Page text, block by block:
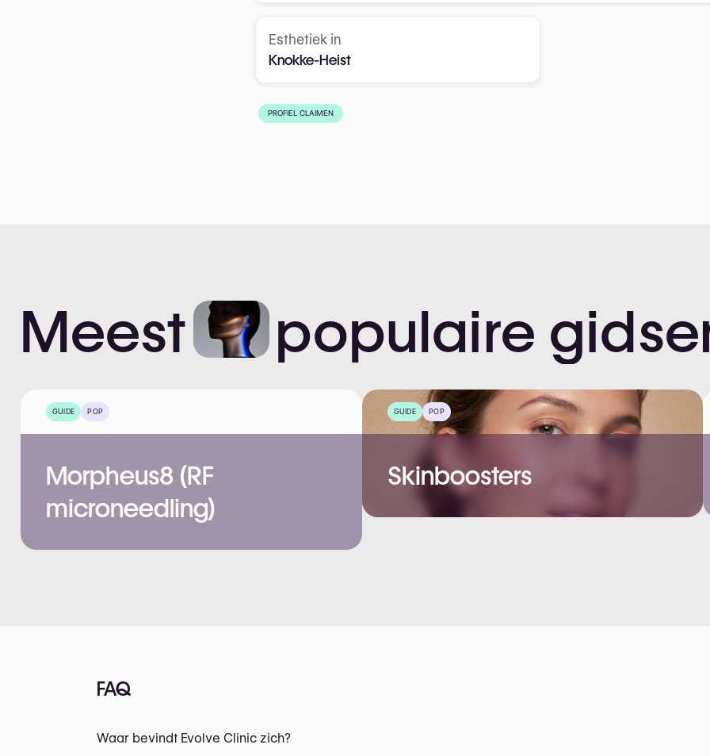
Esthetiek in
Knokke-Heist
PROFIEL CLAIMEN
Meest populaire
GUIDE POP
Morpheus8 (RF
microneedling)
GUIDE POP
Skinboosters
FAQ
Waar bevindt Evolve Clinic zich?